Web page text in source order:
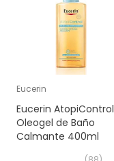
Eucerin
Eucerin AtopiControl
Oleogel de Baño
Calmante 400ml